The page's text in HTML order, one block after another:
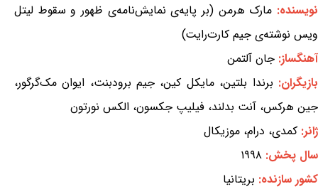
نویسنده: مارک هرمن (بر پایه‌ی نمایش‌نامه‌ی ظهور و سقوط لیتل
ویس نوشته‌ی جیم کارت‌رایت)
آهنگساز: جان آلتمن
بازیگران: برندا بلتین، مایکل کین، جیم برودبنت، ایوان مک‌گرگور،
جین هرکس، آنت بدلند، فیلیپ جکسون، الکس نورتون
ژانر: کمدی، درام، موزیکال
سال پخش: ۱۹۹۸
کشور سازنده: بریتانیا